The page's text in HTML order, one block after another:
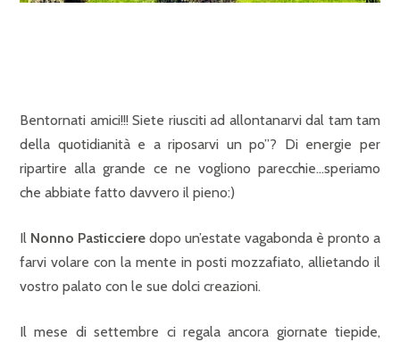
Bentornati amici!!! Siete riusciti ad allontanarvi dal tam tam
della quotidianità e a riposarvi un po”? Di energie per
ripartire alla grande ce ne vogliono parecchie…speriamo
che abbiate fatto davvero il pieno:)
Il Nonno Pasticciere dopo un’estate vagabonda è pronto a
farvi volare con la mente in posti mozzafiato, allietando il
vostro palato con le sue dolci creazioni.
Il mese di settembre ci regala ancora giornate tiepide,